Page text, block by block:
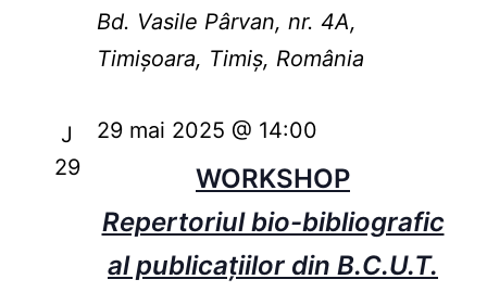
Bd. Vasile Pârvan, nr. 4A,
Timișoara, Timiș, România
J
29
WORKSHOP
Repertoriul bio-bibliografic
al publicațiilor din B.C.U.T.
29 mai 2025 @ 14:00